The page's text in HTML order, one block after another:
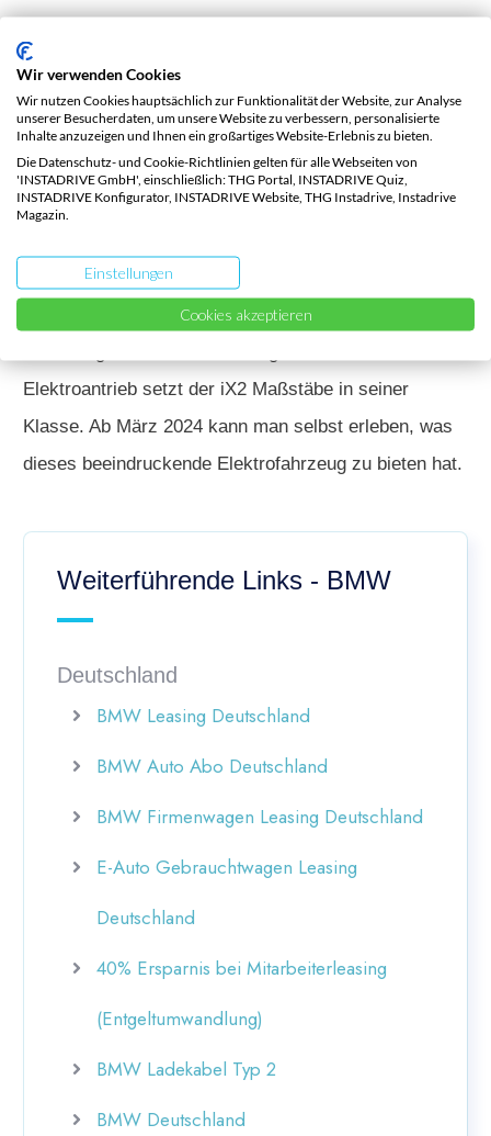
Preise und Verfügbarkeit des iX2
Der Einstiegspreis für den iX2 liegt bei 56.500 Euro.
Es wird erwartet, dass BMW einen zu erwartenden
leistungsschwächeren iX2 für knapp unter 50.000
Euro anbieten wird.
Fazit
Mit einem ansprechenden Design, fortschrittlicher
Elektroantrieb setzt der iX2 Maßstäbe in seiner
Klasse. Ab März 2024 kann man selbst erleben, was
dieses beeindruckende Elektrofahrzeug zu bieten hat.
Weiterführende Links - BMW
Deutschland
BMW Leasing Deutschland
BMW Auto Abo Deutschland
BMW Firmenwagen Leasing Deutschland
E-Auto Gebrauchtwagen Leasing
Deutschland
40% Ersparnis bei Mitarbeiterleasing
(Entgeltumwandlung)
BMW Ladekabel Typ 2
BMW Deutschland
Wir verwenden Cookies
Wir nutzen Cookies hauptsächlich zur Funktionalität der Website, zur Analyse
unserer Besucherdaten, um unsere Website zu verbessern, personalisierte
Inhalte anzuzeigen und Ihnen ein großartiges Website-Erlebnis zu bieten.
Die Datenschutz- und Cookie-Richtlinien gelten für alle Webseiten von
'INSTADRIVE GmbH', einschließlich: THG Portal, INSTADRIVE Quiz,
INSTADRIVE Konfigurator, INSTADRIVE Website, THG Instadrive, Instadrive
Magazin.
Einstellungen
Cookies akzeptieren